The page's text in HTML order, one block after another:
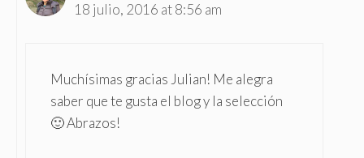
18 julio, 2016 at 8:56 am
Muchísimas gracias Julian! Me alegra
saber que te gusta el blog y la selección
🙂 Abrazos!